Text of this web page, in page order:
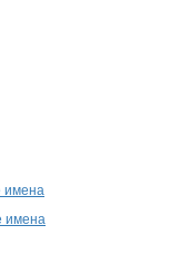
имена
имена